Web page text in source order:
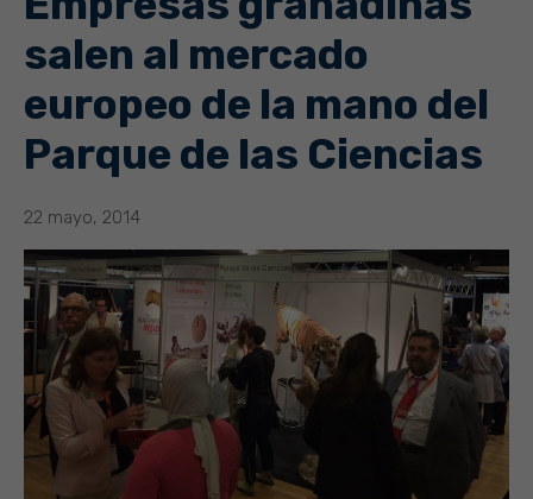
salen al mercado
europeo de la mano del
Parque de las Ciencias
22 mayo, 2014